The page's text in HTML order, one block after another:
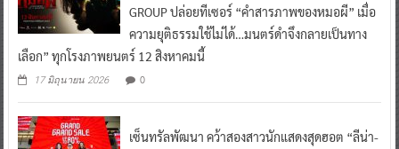
GROUP ปล่อยทีเซอร์ “คำสารภาพของหมอผี” เมื่อ
ความยุติธรรมใช้ไม่ได้…มนตร์ดำจึงกลายเป็นทาง
เลือก” ทุกโรงภาพยนตร์ 12 สิงหาคมนี้
17 มิถุนายน 2026 0
เซ็นทรัลพัฒนา คว้าสองสาวนักแสดงสุดฮอต “ลีน่า-